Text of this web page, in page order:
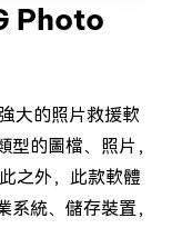
Photo
大的照片救援軟
的圖檔、照片，
之外，此款軟體
統、儲存裝置，